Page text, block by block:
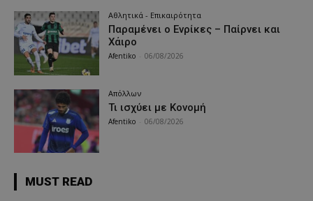
Αθλητικά - Επικαιρότητα
Παραμένει ο Ενρίκες – Παίρνει και
Χάιρο
Afentiko 06/08/2026
Απόλλων
Τι ισχύει με Κονομή
Afentiko 06/08/2026
MUST READ